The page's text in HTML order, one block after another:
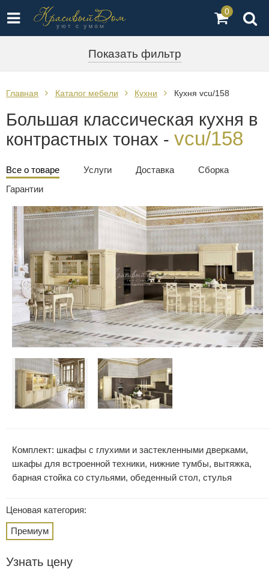
0
Показать фильтр
Главная Каталог мебели Кухни Кухня vcu/158
Большая классическая кухня в
контрастных тонах - vcu/158
Все о товаре Услуги Доставка
Сборка
Гарантии
Комплект: шкафы с глухими и застекленными дверками,
шкафы для встроенной техники, нижние тумбы, вытяжка,
барная стойка со стульями, обеденный стол, стулья
Ценовая категория:
Премиум
Узнать цену